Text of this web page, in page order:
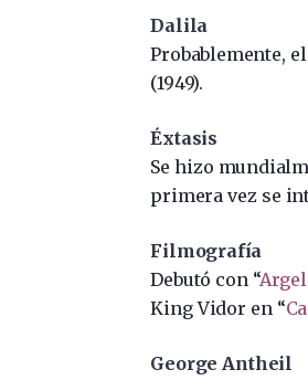
Dalila
Probablemente,
(1949).
Éxtasis
Se hizo
primera vez se
Filmografía
Debutó con “Argel
King Vidor en “
George Antheil